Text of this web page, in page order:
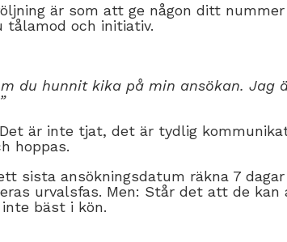
är som att ge någon ditt
tålamod och initiativ.
du hunnit kika på min ansökan.
Det är inte tjat, det är tydlig
hoppas.
sista ansökningsdatum räkna 7
urvalsfas. Men: Står det att de
bäst i kön.